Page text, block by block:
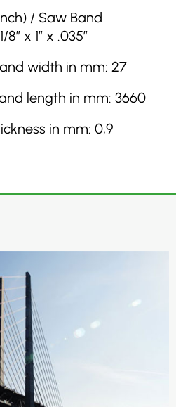
/ Saw Band
8″ x 1″ x .035″
width in mm: 27
length in mm: 3660
in mm: 0,9